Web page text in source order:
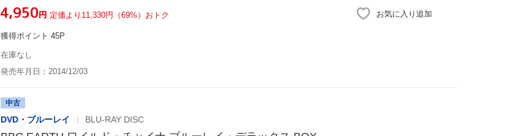
¥4,950円 定価より11,330円（69%）おトク
獲得ポイント 45P
在庫なし
発売年月日：2014/12/03
お気に入り追加
中古
DVD・ブルーレイ BLU-RAY DISC